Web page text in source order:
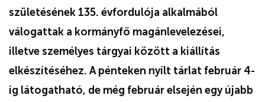
születésének 135. évfordulója alkalmából
válogattak a kormányfő magánlevelezései,
illetve személyes tárgyai között a kiállítás
elkészítéséhez. A pénteken nyílt tárlat február 4-
ig látogatható, de még február elsején egy újabb